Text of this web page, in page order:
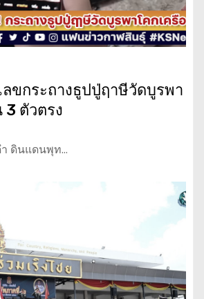
ลขกระถางธูปปู่ฤาษีวัดบูรพา
3 ตัวตรง
ดินแดนพุท…